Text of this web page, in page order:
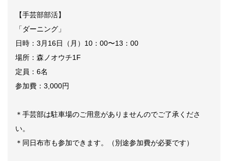
【手芸部部活】
「ダーニング」
日時：3月16日（月）10：00〜13：00
場所：森ノオウチ1F
定員：6名
参加費：3,000円
＊手芸部は駐車場のご用意がありませんのでご了承くださ
い。
＊同日布市も参加できます。（別途参加費が必要です）